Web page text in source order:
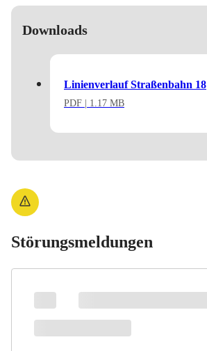
Downloads
Linienverlauf Straßenbahn 18
PDF | 1.17 MB
Störungsmeldungen